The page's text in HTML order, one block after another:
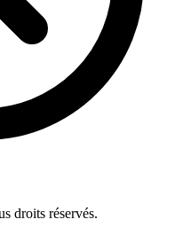
droits réservés.